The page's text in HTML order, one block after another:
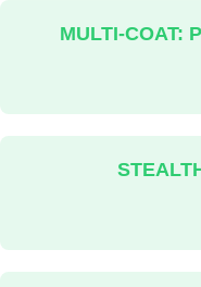
MULTI-COAT: